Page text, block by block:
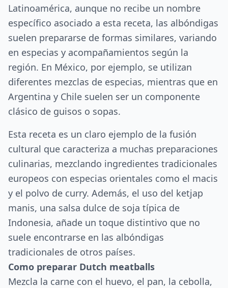
Latinoamérica, aunque no recibe un nombre
específico asociado a esta receta, las albóndigas
suelen prepararse de formas similares, variando
en especias y acompañamientos según la
región. En México, por ejemplo, se utilizan
diferentes mezclas de especias, mientras que en
Argentina y Chile suelen ser un componente
clásico de guisos o sopas.
Esta receta es un claro ejemplo de la fusión
cultural que caracteriza a muchas preparaciones
culinarias, mezclando ingredientes tradicionales
europeos con especias orientales como el macis
y el polvo de curry. Además, el uso del ketjap
manis, una salsa dulce de soja típica de
Indonesia, añade un toque distintivo que no
suele encontrarse en las albóndigas
tradicionales de otros países.
Como preparar Dutch meatballs
Mezcla la carne con el huevo, el pan, la cebolla,